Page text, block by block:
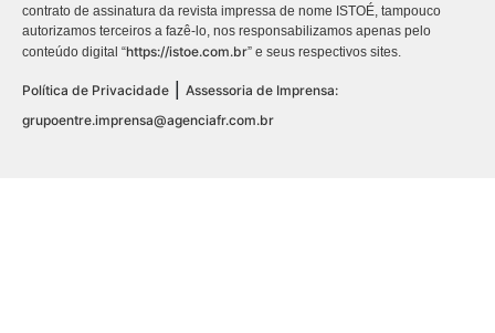
contrato de assinatura da revista impressa de nome ISTOÉ, tampouco
autorizamos terceiros a fazê-lo, nos responsabilizamos apenas pelo
conteúdo digital “https://istoe.com.br” e seus respectivos sites.
Política de Privacidade
Assessoria de Imprensa:
grupoentre.imprensa@agenciafr.com.br